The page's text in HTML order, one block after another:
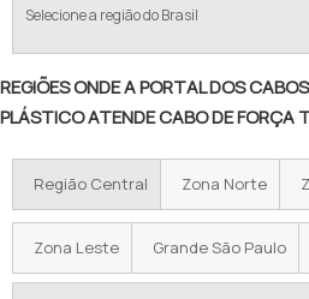
Selecione a região do Brasil
REGIÕES ONDE A PORTAL DOS
PLÁSTICO ATENDE CABO DE FORÇA
Região Central Zona Norte
Zona Leste Grande São Paulo